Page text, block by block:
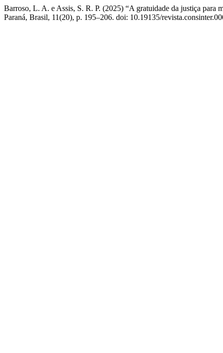
Barroso, L. A. e Assis, S. R. P. (2025) “A gratuidade da justiça para
Paraná, Brasil, 11(20), p. 195–206. doi: 10.19135/